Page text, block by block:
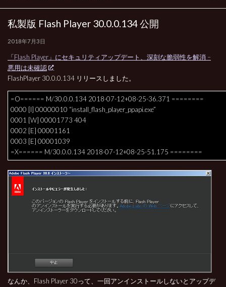
私製版 Flash Player 30.0.0.134 公開
2018年7月3日
「Flash Player」にセキュリティアップデート、深刻な脆弱性を解消 –
悪用は未確認
FlashPlayer 30.0.0.134 リリースしました。
=O====== M/30.0.0.134 2018-07-12+08-25-36.371 ========
0000 [I] 00000010 “install_flash_player_ppapi.exe”
0001 [W] 00001773 404
0002 [E] 00001161
0003 [E] 00001039
=X====== M/30.0.0.134 2018-07-12+08-25-51.175 ========
なんか、Flash Player 30って、一回アンインストールしないとアップデ